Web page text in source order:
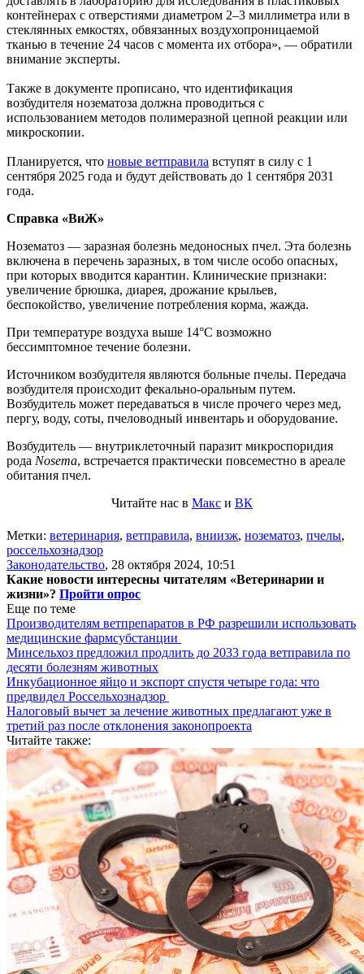
контейнерах с отверстиями диаметром 2–3 миллиметра или в
стеклянных емкостях, обвязанных воздухопроницаемой
тканью в течение 24 часов с момента их отбора», — обратили
внимание эксперты.
Также в документе прописано, что идентификация
возбудителя нозематоза должна проводиться с
использованием методов полимеразной цепной реакции или
микроскопии.
Планируется, что новые ветправила вступят в силу с 1
сентября 2025 года и будут действовать до 1 сентября 2031
года.
Справка «ВиЖ»
Нозематоз — заразная болезнь медоносных пчел. Эта болезнь
включена в перечень заразных, в том числе особо опасных,
при которых вводится карантин. Клинические признаки:
увеличение брюшка, диарея, дрожание крыльев,
беспокойство, увеличение потребления корма, жажда.
При температуре воздуха выше 14°C возможно
бессимптомное течение болезни.
Источником возбудителя являются больные пчелы. Передача
возбудителя происходит фекально-оральным путем.
Возбудитель может передаваться в числе прочего через мед,
пергу, воду, соты, пчеловодный инвентарь и оборудование.
Возбудитель — внутриклеточный паразит микроспоридия
рода Nosema, встречается практически повсеместно в ареале
обитания пчел.
Читайте нас в Макс и ВК
Метки: ветеринария, ветправила, вниизж, нозематоз, пчелы,
россельхознадзор
Законодательство, 28 октября 2024, 10:51
Какие новости интересны читателям «Ветеринарии и
жизни»? Пройти опрос
Еще по теме
Производителям ветпрепаратов в РФ разрешили использовать
медицинские фармсубстанции
Минсельхоз предложил продлить до 2033 года ветправила по
десяти болезням животных
Инкубационное яйцо и экспорт спустя четыре года: что
предвидел Россельхознадзор
Налоговый вычет за лечение животных предлагают уже в
третий раз после отклонения законопроекта
Читайте также: